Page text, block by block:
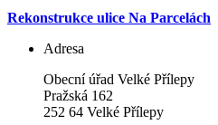
Rekonstrukce ulice Na Parcelách
Adresa
Obecní úřad Velké Přílepy
Pražská 162
252 64 Velké Přílepy